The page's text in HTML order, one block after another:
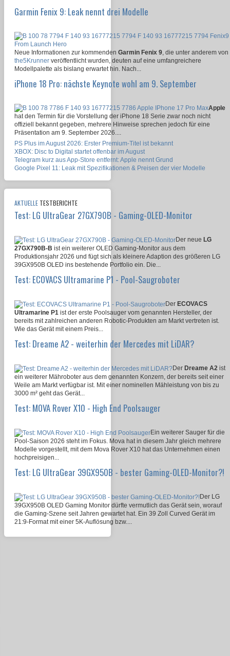
Garmin Fenix 9: Leak nennt drei Modelle
Neue Informationen zur kommenden Garmin Fenix 9 , die unter anderem von
the5Krunner veröffentlicht wurden, deuten auf eine umfangreichere
Modellpalette als bislang erwartet hin. Nach...
iPhone 18 Pro: nächste Keynote wohl am 9. September
Apple
hat den Termin für die Vorstellung der iPhone 18 Serie zwar noch nicht
offiziell bekannt gegeben, mehrere Hinweise sprechen jedoch für eine
Präsentation am 9. September 2026....
PS Plus im August 2026: Erster Premium-Titel ist bekannt
XBOX: Disc to Digital startet offenbar im August
Telegram kurz aus App-Store entfernt: Apple nennt Grund
Google Pixel 11: Leak mit Spezifikationen & Preisen der vier Modelle
AKTUELLE TESTBERICHTE
Test: LG UltraGear 27GX790B - Gaming-OLED-Monitor
Der neue LG
27GX790B-B ist ein weiterer OLED Gaming-Monitor aus dem
Produktionsjahr 2026 und fügt sich als kleinere Adaption des größeren LG
39GX950B OLED ins bestehende Portfolio ein. Die...
Test: ECOVACS Ultramarine P1 - Pool-Saugroboter
Der ECOVACS
Ultramarine P1 ist der erste Poolsauger vom genannten Hersteller, der
bereits mit zahlreichen anderen Robotic-Produkten am Markt vertreten ist.
Wie das Gerät mit einem Preis...
Test: Dreame A2 - weiterhin der Mercedes mit LiDAR?
Der Dreame A2 ist
ein weiterer Mähroboter aus dem genannten Konzern, der bereits seit einer
Weile am Markt verfügbar ist. Mit einer nominellen Mähleistung von bis zu
3000 m² geht das Gerät...
Test: MOVA Rover X10 - High End Poolsauger
Ein weiterer Sauger für die
Pool-Saison 2026 steht im Fokus. Mova hat in diesem Jahr gleich mehrere
Modelle vorgestellt, mit dem Mova Rover X10 hat das Unternehmen einen
hochpreisigen...
Test: LG UltraGear 39GX950B - bester Gaming-OLED-Monitor?!
Der LG
39GX950B OLED Gaming Monitor dürfte vermutlich das Gerät sein, worauf
die Gaming-Szene seit Jahren gewartet hat. Ein 39 Zoll Curved Gerät im
21:9-Format mit einer 5K-Auflösung bzw....